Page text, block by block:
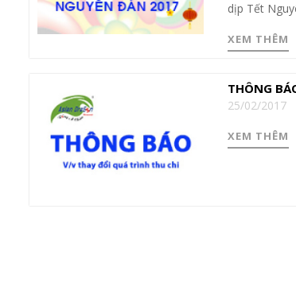
dịp Tết
XEM THÊM
THÔNG
25/02/2017
XEM THÊM